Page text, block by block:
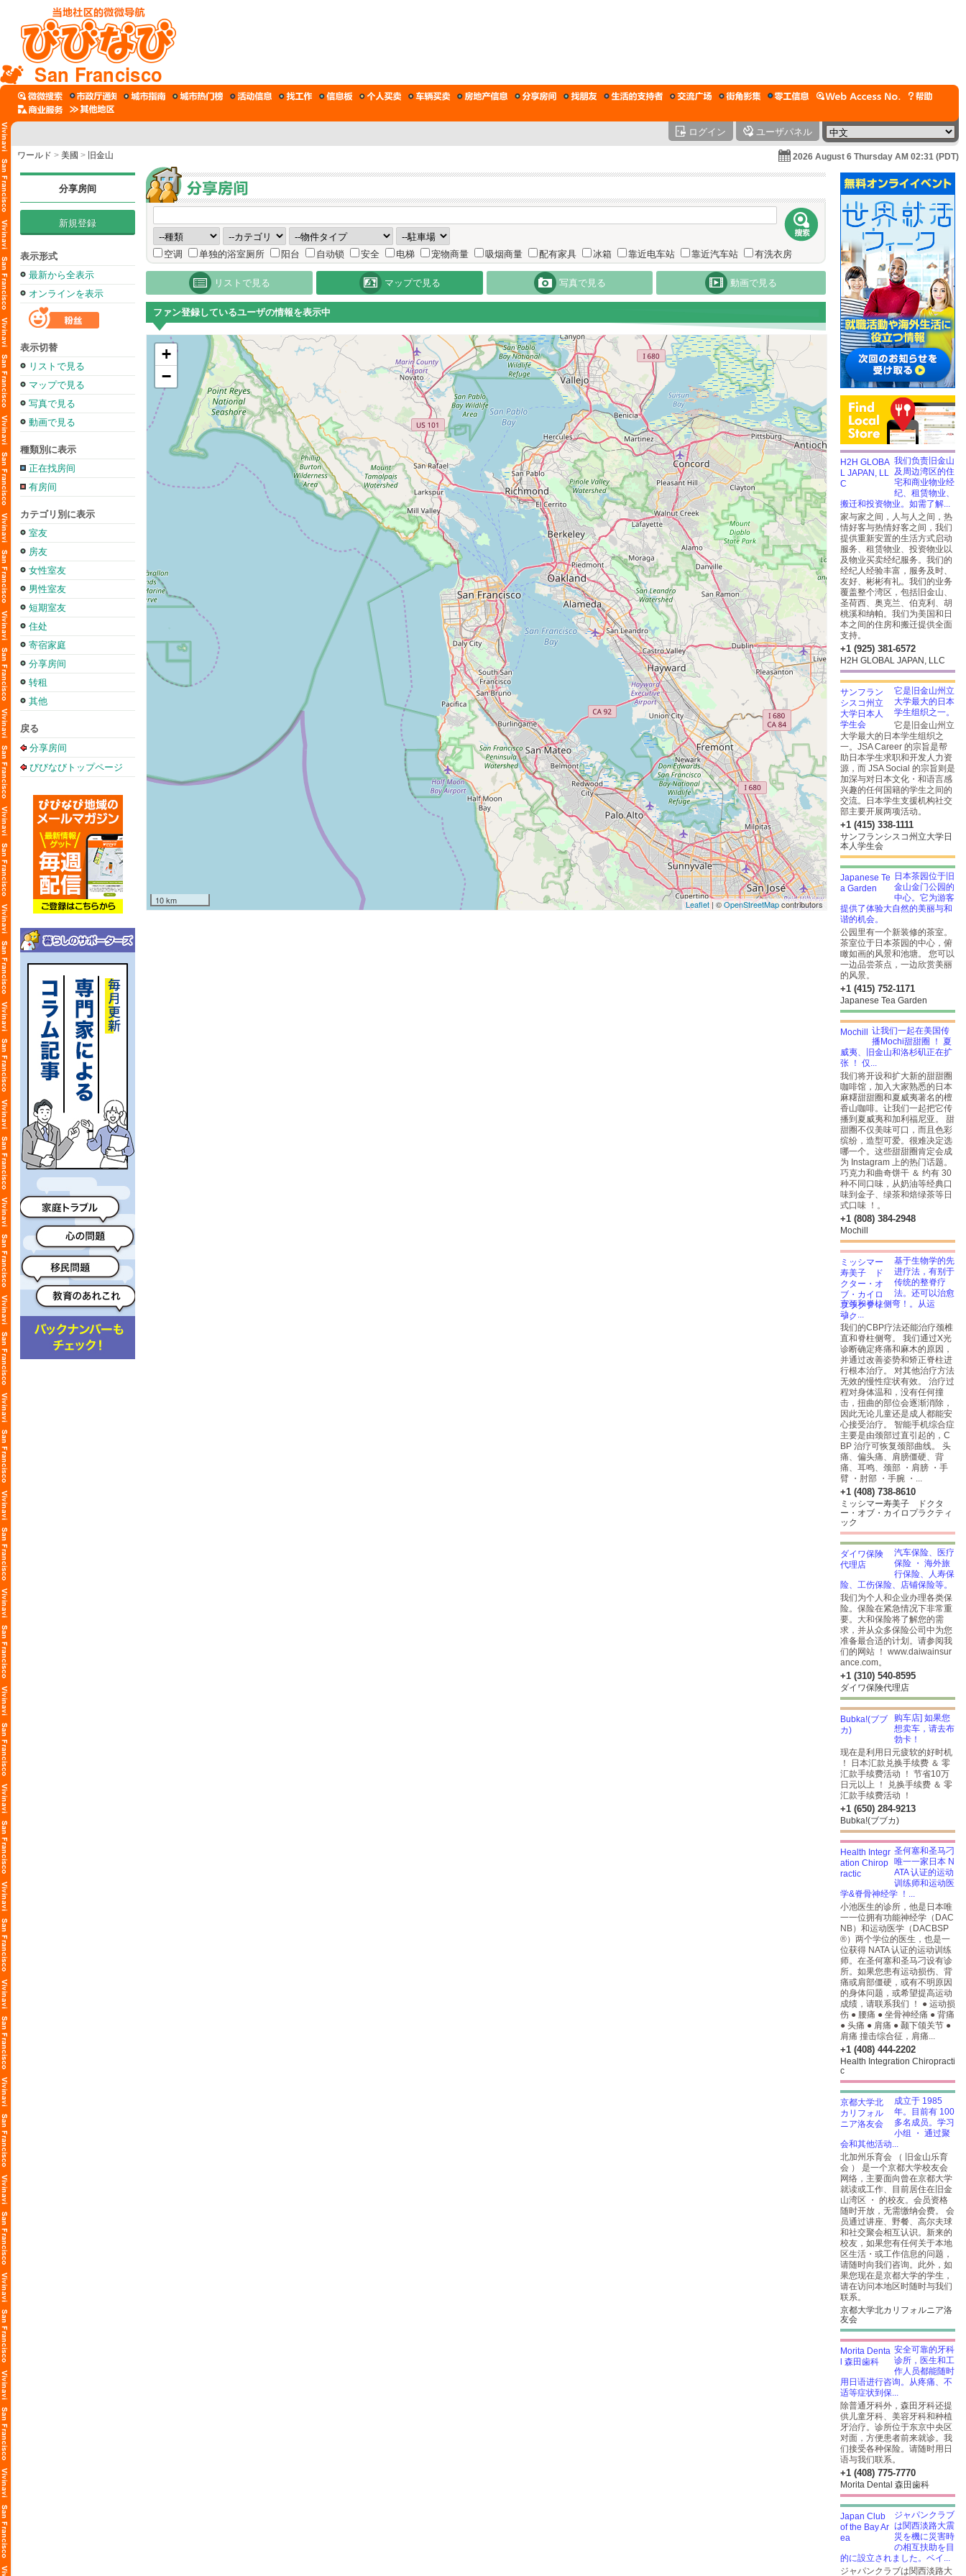
San Francisco
ログイン ユーザパネル
ワールド > 美國 > 旧金山 2026 August 6 Thursday AM 02:31 (PDT)
分享房间
新規登録
表示形式
最新から全表示
オンラインを表示
表示切替
リストで見る
マップで見る
写真で見る
動画で見る
種類別に表示
正在找房间
有房间
カテゴリ別に表示
室友
房友
女性室友
男性室友
短期室友
住处
寄宿家庭
分享房间
转租
其他
戻る
分享房间
びびなびトップページ
空调 单独的浴室厕所 阳台 自动锁 安全 电梯 宠物商量 吸烟商量 配有家具 冰箱 靠近电车站 靠近汽车站 有洗衣房
リストで見る マップで見る 写真で見る 動画で見る
ファン登録しているユーザの情報を表示中
+
−
10 km Leaflet| ©OpenStreetMapcontributors
我们负责旧金山
及周边湾区的住
宅和商业物业经
纪、租赁物业、
搬迁和投资物业。如需了解...
家与家之间，人与人之间，热
情好客与热情好客之间，我们
提供重新安置的生活方式启动
服务、租赁物业、投资物业以
及物业买卖经纪服务。我们的
经纪人经验丰富，服务及时、
友好、彬彬有礼。我们的业务
覆盖整个湾区，包括旧金山、
圣荷西、奥克兰、伯克利、胡
桃溪和纳帕。我们为美国和日
本之间的住房和搬迁提供全面
支持。
+1 (925) 381-6572
H2H GLOBAL JAPAN, LLC
它是旧金山州立
大学最大的日本
学生组织之一。
它是旧金山州立
大学最大的日本学生组织之
一。JSA Career 的宗旨是帮
助日本学生求职和开发人力资
源，而 JSA Social 的宗旨则是
加深与对日本文化・和语言感
兴趣的任何国籍的学生之间的
交流。日本学生支援机构社交
部主要开展两项活动。
+1 (415) 338-1111
サンフランシスコ州立大学日
本人学生会
日本茶园位于旧
金山金门公园的
中心。它为游客
提供了体验大自然的美丽与和
谐的机会。
公园里有一个新装修的茶室。
茶室位于日本茶园的中心，俯
瞰如画的风景和池塘。 您可以
一边品尝茶点，一边欣赏美丽
的风景。
+1 (415) 752-1171
Japanese Tea Garden
让我们一起在美国传
播Mochi甜甜圈 ！ 夏
威夷、旧金山和洛杉矶正在扩
张 ！ 仅...
我们将开设和扩大新的甜甜圈
咖啡馆，加入大家熟悉的日本
麻糬甜甜圈和夏威夷著名的檀
香山咖啡。让我们一起把它传
播到夏威夷和加利福尼亚。 甜
甜圈不仅美味可口，而且色彩
缤纷，造型可爱。很难决定选
哪一个。这些甜甜圈肯定会成
为 Instagram 上的热门话题。
巧克力和曲奇饼干 ＆ 约有 30
种不同口味，从奶油等经典口
味到金子、绿茶和焙绿茶等日
式口味 ！。
+1 (808) 384-2948
Mochill
基于生物学的先
进疗法，有别于
传统的整脊疗
法。还可以治愈
直颈和脊柱侧弯！。从运
动、...
我们的CBP疗法还能治疗颈椎
直和脊柱侧弯。 我们通过X光
诊断确定疼痛和麻木的原因，
并通过改善姿势和矫正脊柱进
行根本治疗。 对其他治疗方法
无效的慢性症状有效。 治疗过
程对身体温和，没有任何撞
击，扭曲的部位会逐渐消除，
因此无论儿童还是成人都能安
心接受治疗。 智能手机综合症
主要是由颈部过直引起的，C
BP 治疗可恢复颈部曲线。 头
痛、偏头痛、肩膀僵硬、背
痛、耳鸣、颈部 ・肩膀 ・手
臂 ・肘部 ・手腕 ・...
+1 (408) 738-8610
ミッシマー寿美子 ドクタ
ー・オブ・カイロプラクティ
ック
汽车保险、医疗
保险 ・ 海外旅
行保险、人寿保
险、工伤保险、店铺保险等。
我们为个人和企业办理各类保
险。保险在紧急情况下非常重
要。大和保险将了解您的需
求，并从众多保险公司中为您
准备最合适的计划。请参阅我
们的网站 ！ www.daiwainsur
ance.com。
+1 (310) 540-8595
ダイワ保険代理店
购车店] 如果您
想卖车，请去布
勃卡！
现在是利用日元疲软的好时机
！ 日本汇款兑换手续费 ＆ 零
汇款手续费活动 ！ 节省10万
日元以上 ！ 兑换手续费 ＆ 零
汇款手续费活动 ！
+1 (650) 284-9213
Bubka!(ブブカ)
圣何塞和圣马刁
唯一一家日本 N
ATA 认证的运动
训练师和运动医
学&脊骨神经学 ！...
小池医生的诊所，他是日本唯
一一位拥有功能神经学（DAC
NB）和运动医学（DACBSP
®）两个学位的医生，也是一
位获得 NATA 认证的运动训练
师。在圣何塞和圣马刁设有诊
所。如果您患有运动损伤、背
痛或肩部僵硬，或有不明原因
的身体问题，或希望提高运动
成绩，请联系我们 ！ ● 运动损
伤 ● 腰痛 ● 坐骨神经痛 ● 背痛
● 头痛 ● 肩痛 ● 颞下颌关节 ●
肩痛 撞击综合征，肩痛...
+1 (408) 444-2202
Health Integration Chiropracti
c
成立于 1985
年。目前有 100
多名成员。学习
小组 ・ 通过聚
会和其他活动...
北加州乐育会 （ 旧金山乐育
会 ） 是一个京都大学校友会
网络，主要面向曾在京都大学
就读或工作、目前居住在旧金
山湾区 ・ 的校友。会员资格
随时开放，无需缴纳会费。 会
员通过讲座、野餐、高尔夫球
和社交聚会相互认识。新来的
校友，如果您有任何关于本地
区生活・或工作信息的问题，
请随时向我们咨询。此外，如
果您现在是京都大学的学生，
请在访问本地区时随时与我们
联系。
京都大学北カリフォルニア洛
友会
安全可靠的牙科
诊所，医生和工
作人员都能随时
用日语进行咨询。从疼痛、不
适等症状到保...
除普通牙科外，森田牙科还提
供儿童牙科、美容牙科和种植
牙治疗。诊所位于东京中央区
对面，方便患者前来就诊。我
们接受各种保险。请随时用日
语与我们联系。
+1 (408) 775-7770
Morita Dental 森田歯科
ジャパンクラブ
は関西淡路大震
災を機に災害時
の相互扶助を目
的に設立されました。ベイ...
ジャパンクラブは関西淡路大